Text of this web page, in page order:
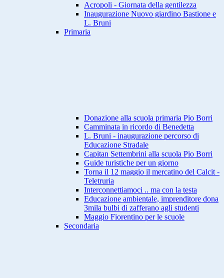
Acropoli - Giornata della gentilezza
Inaugurazione Nuovo giardino Bastione e
L. Bruni
Primaria
Donazione alla scuola primaria Pio Borri
Camminata in ricordo di Benedetta
L. Bruni - inaugurazione percorso di
Educazione Stradale
Capitan Settembrini alla scuola Pio Borri
Guide turistiche per un giorno
Torna il 12 maggio il mercatino del Calcit -
Teletruria
Interconnettiamoci .. ma con la testa
Educazione ambientale, imprenditore dona
3mila bulbi di zafferano agli studenti
Maggio Fiorentino per le scuole
Secondaria